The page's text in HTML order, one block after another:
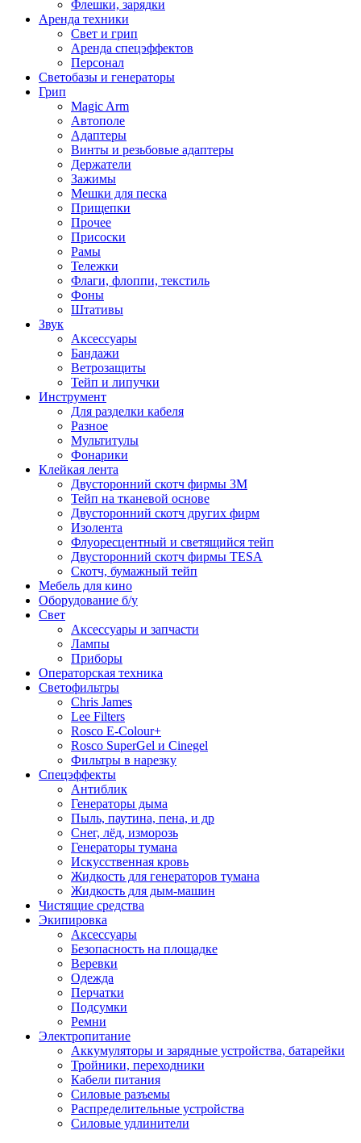
Флешки, зарядки
Аренда техники
Свет и грип
Аренда спецэффектов
Персонал
Светобазы и генераторы
Грип
Magic Arm
Автополе
Адаптеры
Винты и резьбовые адаптеры
Держатели
Зажимы
Мешки для песка
Прищепки
Прочее
Присоски
Рамы
Тележки
Флаги, флоппи, текстиль
Фоны
Штативы
Звук
Аксессуары
Бандажи
Ветрозащиты
Тейп и липучки
Инструмент
Для разделки кабеля
Разное
Мультитулы
Фонарики
Клейкая лента
Двусторонний скотч фирмы 3M
Тейп на тканевой основе
Двусторонний скотч других фирм
Изолента
Флуоресцентный и светящийся тейп
Двусторонний скотч фирмы TESA
Скотч, бумажный тейп
Мебель для кино
Оборудование б/у
Свет
Аксессуары и запчасти
Лампы
Приборы
Операторская техника
Светофильтры
Chris James
Lee Filters
Rosco E-Colour+
Rosco SuperGel и Cinegel
Фильтры в нарезку
Спецэффекты
Антиблик
Генераторы дыма
Пыль, паутина, пена, и др
Снег, лёд, изморозь
Генераторы тумана
Искусственная кровь
Жидкость для генераторов тумана
Жидкость для дым-машин
Чистящие средства
Экипировка
Аксессуары
Безопасность на площадке
Веревки
Одежда
Перчатки
Подсумки
Ремни
Электропитание
Аккумуляторы и зарядные устройства, батарейки
Тройники, переходники
Кабели питания
Силовые разъемы
Распределительные устройства
Силовые удлинители